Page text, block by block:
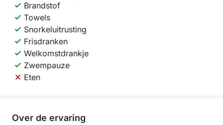
Brandstof
Towels
Snorkeluitrusting
Frisdranken
Welkomstdrankje
Zwempauze
Eten
Over de ervaring